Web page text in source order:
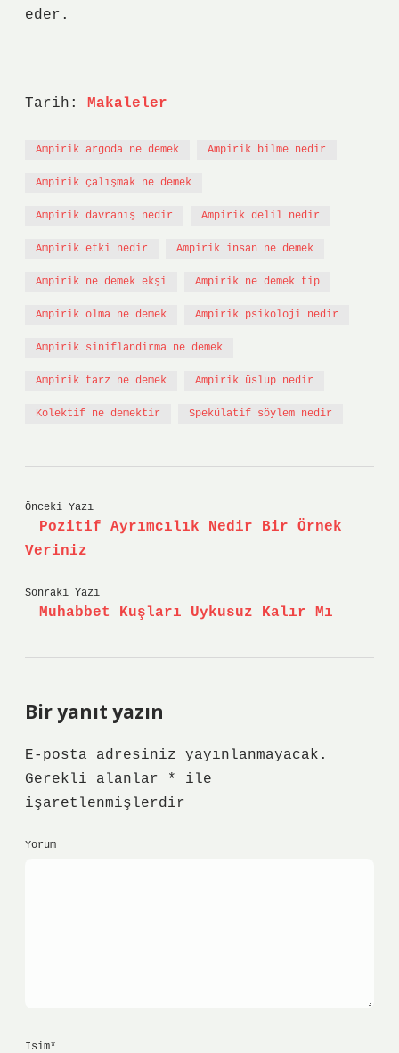
eder.
Tarih: Makaleler
Ampirik argoda ne demek Ampirik bilme nedir
Ampirik çalışmak ne demek
Ampirik davranış nedir Ampirik delil nedir
Ampirik etki nedir Ampirik insan ne demek
Ampirik ne demek ekşi Ampirik ne demek tip
Ampirik olma ne demek Ampirik psikoloji nedir
Ampirik siniflandirma ne demek
Ampirik tarz ne demek Ampirik üslup nedir
Kolektif ne demektir Spekülatif söylem nedir
Önceki Yazı
Pozitif Ayrımcılık Nedir Bir Örnek
Veriniz
Sonraki Yazı
Muhabbet Kuşları Uykusuz Kalır Mı
Bir yanıt yazın
E-posta adresiniz yayınlanmayacak.
Gerekli alanlar
*
ile
işaretlenmişlerdir
Yorum
İsim*